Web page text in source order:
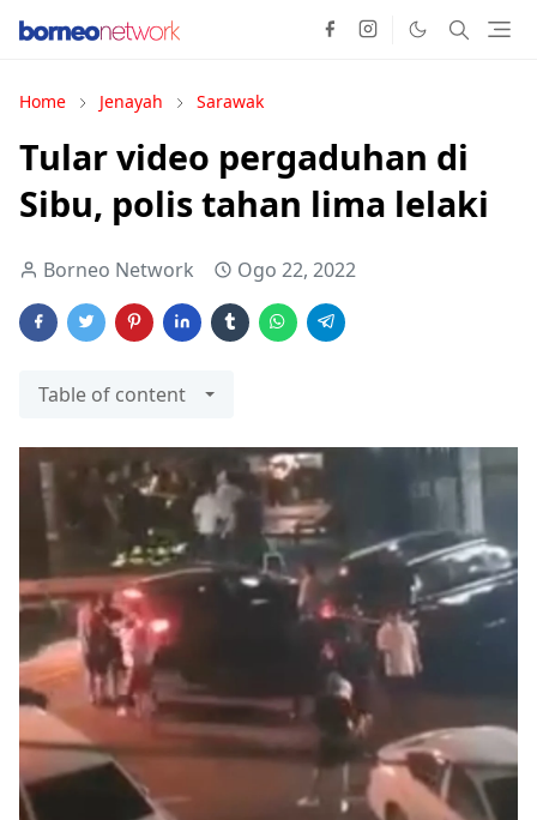
Home Jenayah Sarawak
Tular video pergaduhan di
Sibu, polis tahan lima lelaki
Borneo Network Ogo 22, 2022
Table of content